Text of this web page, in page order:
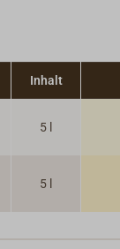
Inhalt
5 l
5 l